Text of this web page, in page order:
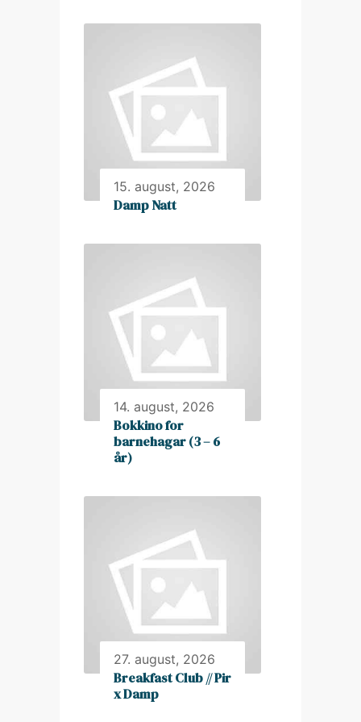
15. august, 2026
Damp Natt
14. august, 2026
Bokkino for
barnehagar (3 – 6
år)
27. august, 2026
Breakfast Club // Pir
x Damp